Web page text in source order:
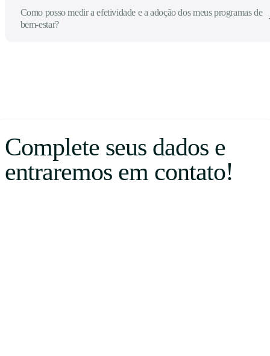
Como posso medir a efetividade e a adoção dos meus programas de
bem-estar?
Complete seus dados e
entraremos em contato!